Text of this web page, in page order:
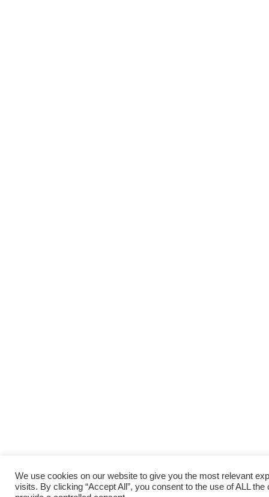
We use cookies on our website to give you the most relevant
visits. By clicking “Accept All”, you consent to the use of ALL